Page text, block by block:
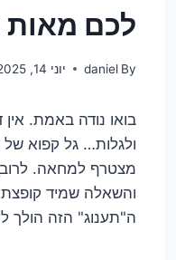
לכם
By
daniel יוני 14, 2025
בואו נודה באמת.
ולגלות… גל קפוא
מצטרף למחאה.
והשאלה שמיד
ה"תענוג" הזה הולך